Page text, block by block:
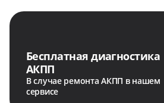
Бесплатная диагностика
АКПП
В случае ремонта АКПП в нашем
сервисе